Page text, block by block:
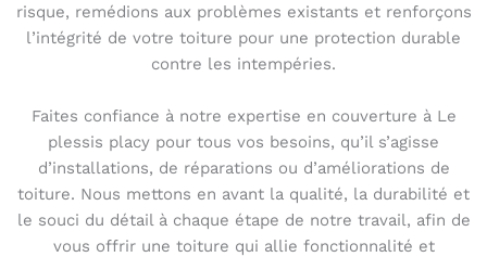
risque, remédions aux problèmes existants et renforçons
l’intégrité de votre toiture pour une protection durable
contre les intempéries.
Faites confiance à notre expertise en couverture à Le
plessis placy pour tous vos besoins, qu’il s’agisse
d’installations, de réparations ou d’améliorations de
toiture. Nous mettons en avant la qualité, la durabilité et
le souci du détail à chaque étape de notre travail, afin de
vous offrir une toiture qui allie fonctionnalité et